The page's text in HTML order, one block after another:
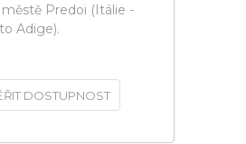
Predoi (Itálie -
Adige).
DOSTUPNOST